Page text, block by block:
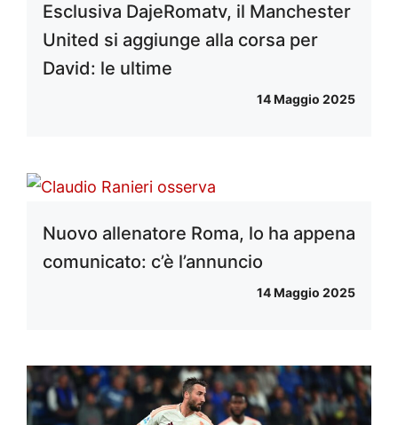
Esclusiva DajeRomatv, il Manchester
United si aggiunge alla corsa per
David: le ultime
14 Maggio 2025
Nuovo allenatore Roma, lo ha appena
comunicato: c’è l’annuncio
14 Maggio 2025